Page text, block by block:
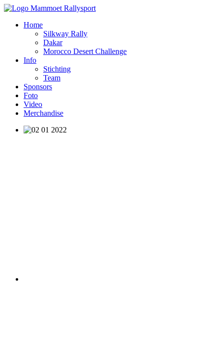
Home
Silkway Rally
Dakar
Morocco Desert Challenge
Info
Stichting
Team
Sponsors
Foto
Video
Merchandise